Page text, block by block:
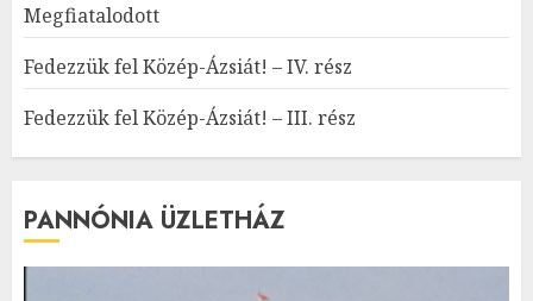
Megfiatalodott
Fedezzük fel Közép-Ázsiát! – IV. rész
Fedezzük fel Közép-Ázsiát! – III. rész
PANNÓNIA ÜZLETHÁZ